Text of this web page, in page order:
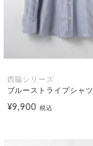
西脇シリーズ
ブルーストライプシャツ
¥9,900税込